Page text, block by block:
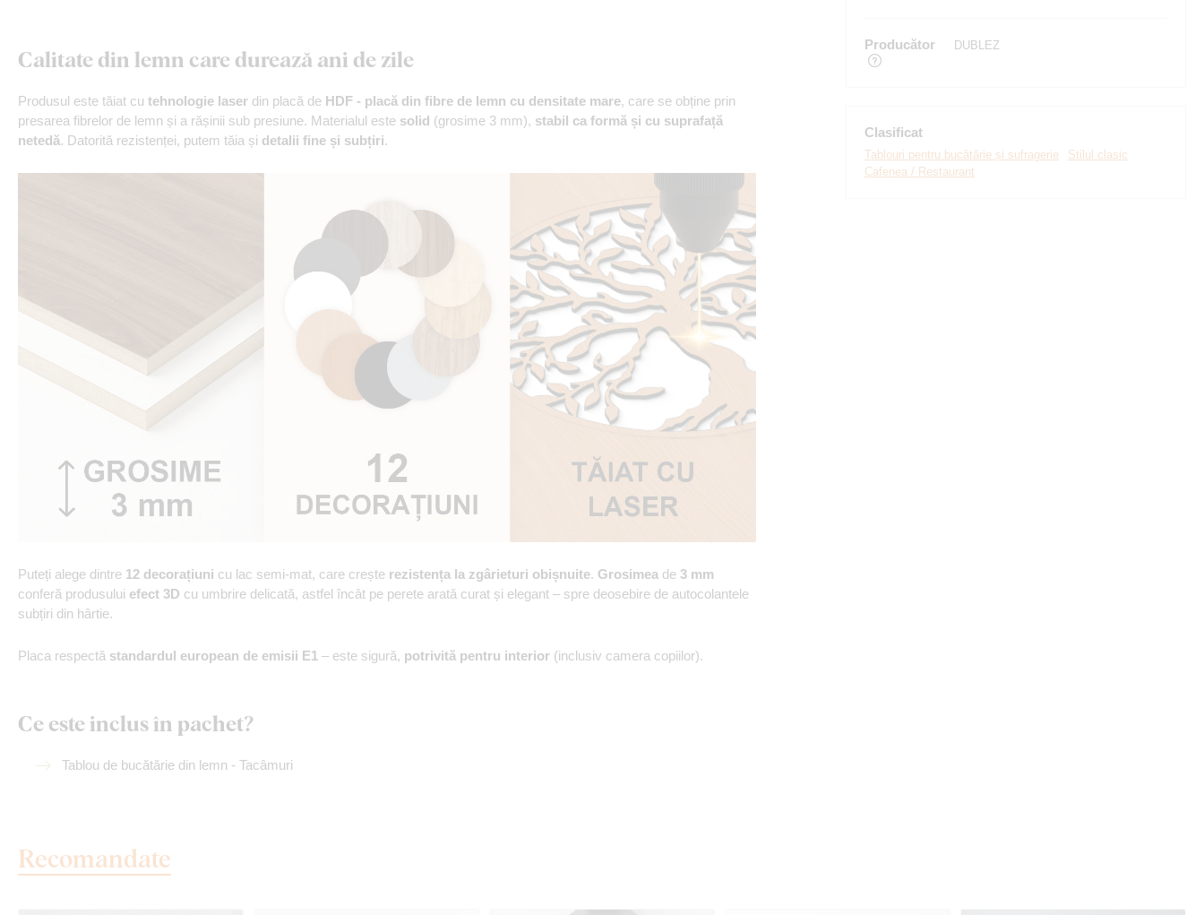
Calitate din lemn care durează ani de zile
Produsul este tăiat cu tehnologie laser din placă de HDF - placă din fibre de lemn cu densitate mare, care se obține prin
presarea fibrelor de lemn și a rășinii sub presiune. Materialul este solid (grosime 3 mm), stabil ca formă și cu suprafață
netedă. Datorită rezistenței, putem tăia și detalii fine și subțiri.
Puteți alege dintre 12 decorațiuni cu lac semi-mat, care crește rezistența la zgârieturi obișnuite. Grosimea de 3 mm
conferă produsului efect 3D cu umbrire delicată, astfel încât pe perete arată curat și elegant – spre deosebire de autocolantele
subțiri din hârtie.
Placa respectă standardul european de emisii E1 – este sigură, potrivită pentru interior (inclusiv camera copiilor).
Ce este inclus în pachet?
Tablou de bucătărie din lemn - Tacâmuri
Producător DUBLEZ
Clasificat
Tablouri pentru bucătărie și sufragerie
Stilul clasic
Cafenea / Restaurant
Recomandate